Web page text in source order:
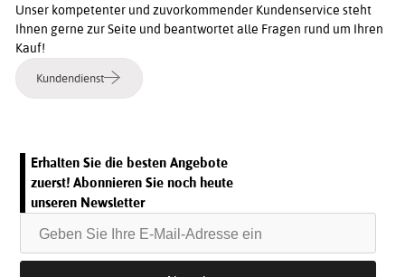
Unser kompetenter und zuvorkommender Kundenservice steht
Ihnen gerne zur Seite und beantwortet alle Fragen rund um Ihren
Kauf!
Kundendienst
Erhalten Sie die besten Angebote
zuerst! Abonnieren Sie noch heute
unseren Newsletter